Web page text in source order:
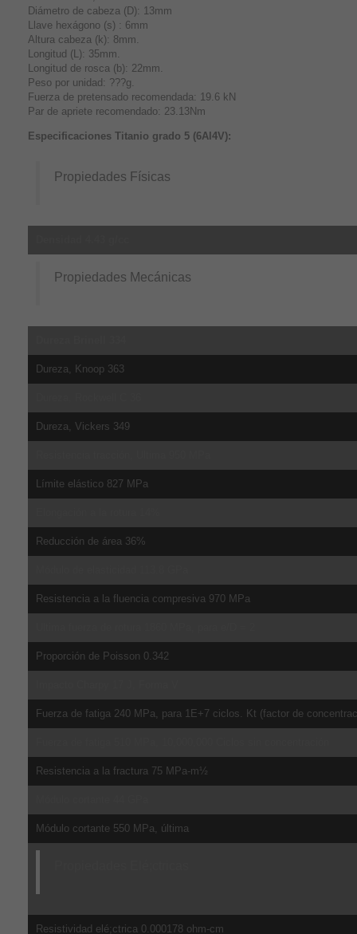
Diámetro de cabeza (D): 13mm
Llave hexágono (s) : 6mm
Altura cabeza (k): 8mm.
Longitud (L): 35mm.
Longitud de rosca (b): 22mm.
Peso por unidad: ???g.
Fuerza de pretensado recomendada: 19.6 kN
Par de apriete recomendado: 23.13Nm
Especificaciones Titanio grado 5 (6Al4V):
Propiedades Físicas
Propiedades Mecánicas
Dureza, Knoop 363
Dureza, Vickers 349
Límite elástico 827 MPa
Reducción de área 36%
Resistencia a la fluencia compresiva 970 MPa
Proporción de Poisson 0.342
Fuerza de fatiga 240 MPa, para 1E+7 ciclos. Kt (factor de
Resistencia a la fractura 75 MPa-m½
Módulo cortante 550 MPa, última
Resistividad elé;ctrica 0.000178 ohm-cm